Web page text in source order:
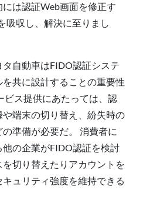
は認証Web画面を修正す
吸収し、解決に至りまし
自動車はFIDO認証システ
を共に設計することの重要性
ビス提供にあたっては、認
端末の切り替え、紛失時の
準備が必要だ。 消費者に
の企業がFIDO認証を検討
切り替えたりアカウントを
ュリティ強度を維持できる